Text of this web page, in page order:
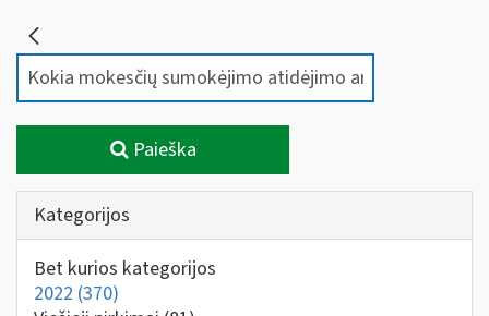
Paieška
Kategorijos
Bet kurios kategorijos
2022 (370)